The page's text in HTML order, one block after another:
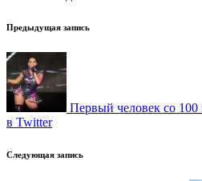
Навигация
записи
Предыдущая запись
Первый человек со
в Twitter
Следующая запись